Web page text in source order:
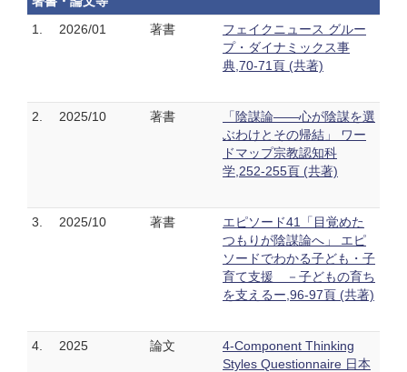
1.
2026/01 著書
フェイクニュース グルー
プ・ダイナミックス事
典,70-71頁 (共著)
2. 2025/10 著書
「陰謀論——心が陰謀を選
ぶわけとその帰結」 ワー
ドマップ宗教認知科
学,252-255頁 (共著)
3. 2025/10 著書
エピソード41「目覚めた
つもりが陰謀論へ」 エピ
ソードでわかる子ども・子
育て支援 －子どもの育ち
を支えるー,96-97頁 (共著)
4. 2025 論文
4-Component Thinking
Styles Questionnaire 日本